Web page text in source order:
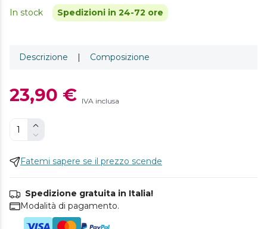
In stock Spedizioni in 24-72 ore
Descrizione | Composizione
23,90 € IVA inclusa
Fatemi sapere se il prezzo scende
Spedizione gratuita in Italia!
Modalità di pagamento.